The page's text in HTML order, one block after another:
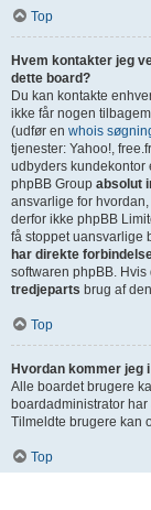
Top
Hvem kontakter jeg
dette board?
Du kan kontakte
ikke får nogen
(udfør en whois
tjenester: Yahoo!,
udbyders
phpBB Group absolut
ansvarlige for
derfor ikke phpBB
få stoppet
har direkte
softwaren phpBB.
tredjeparts brug af
Top
Hvordan kommer jeg
Alle boardet brugere
boardadministrator
Tilmeldte brugere kan
Top